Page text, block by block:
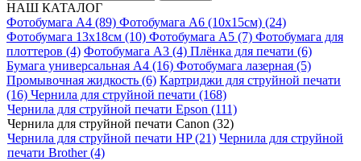
НАШ КАТАЛОГ
Фотобумага A4 (89) Фотобумага A6 (10х15см) (24)
Фотобумага 13х18см (10) Фотобумага A5 (7) Фотобумага для
плоттеров (4) Фотобумага A3 (4) Плёнка для печати (6)
Бумага универсальная A4 (16) Фотобумага лазерная (5)
Промывочная жидкость (6) Картриджи для струйной печати
(16) Чернила для струйной печати (168)
Чернила для струйной печати Epson (111)
Чернила для струйной печати Canon (32)
Чернила для струйной печати HP (21) Чернила для струйной
печати Brother (4)